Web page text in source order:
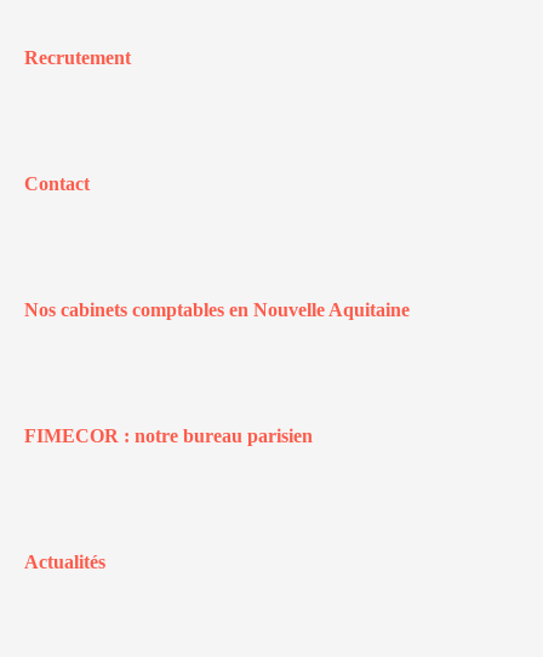
Recrutement
Contact
Nos cabinets comptables en Nouvelle Aquitaine
FIMECOR : notre bureau parisien
Actualités